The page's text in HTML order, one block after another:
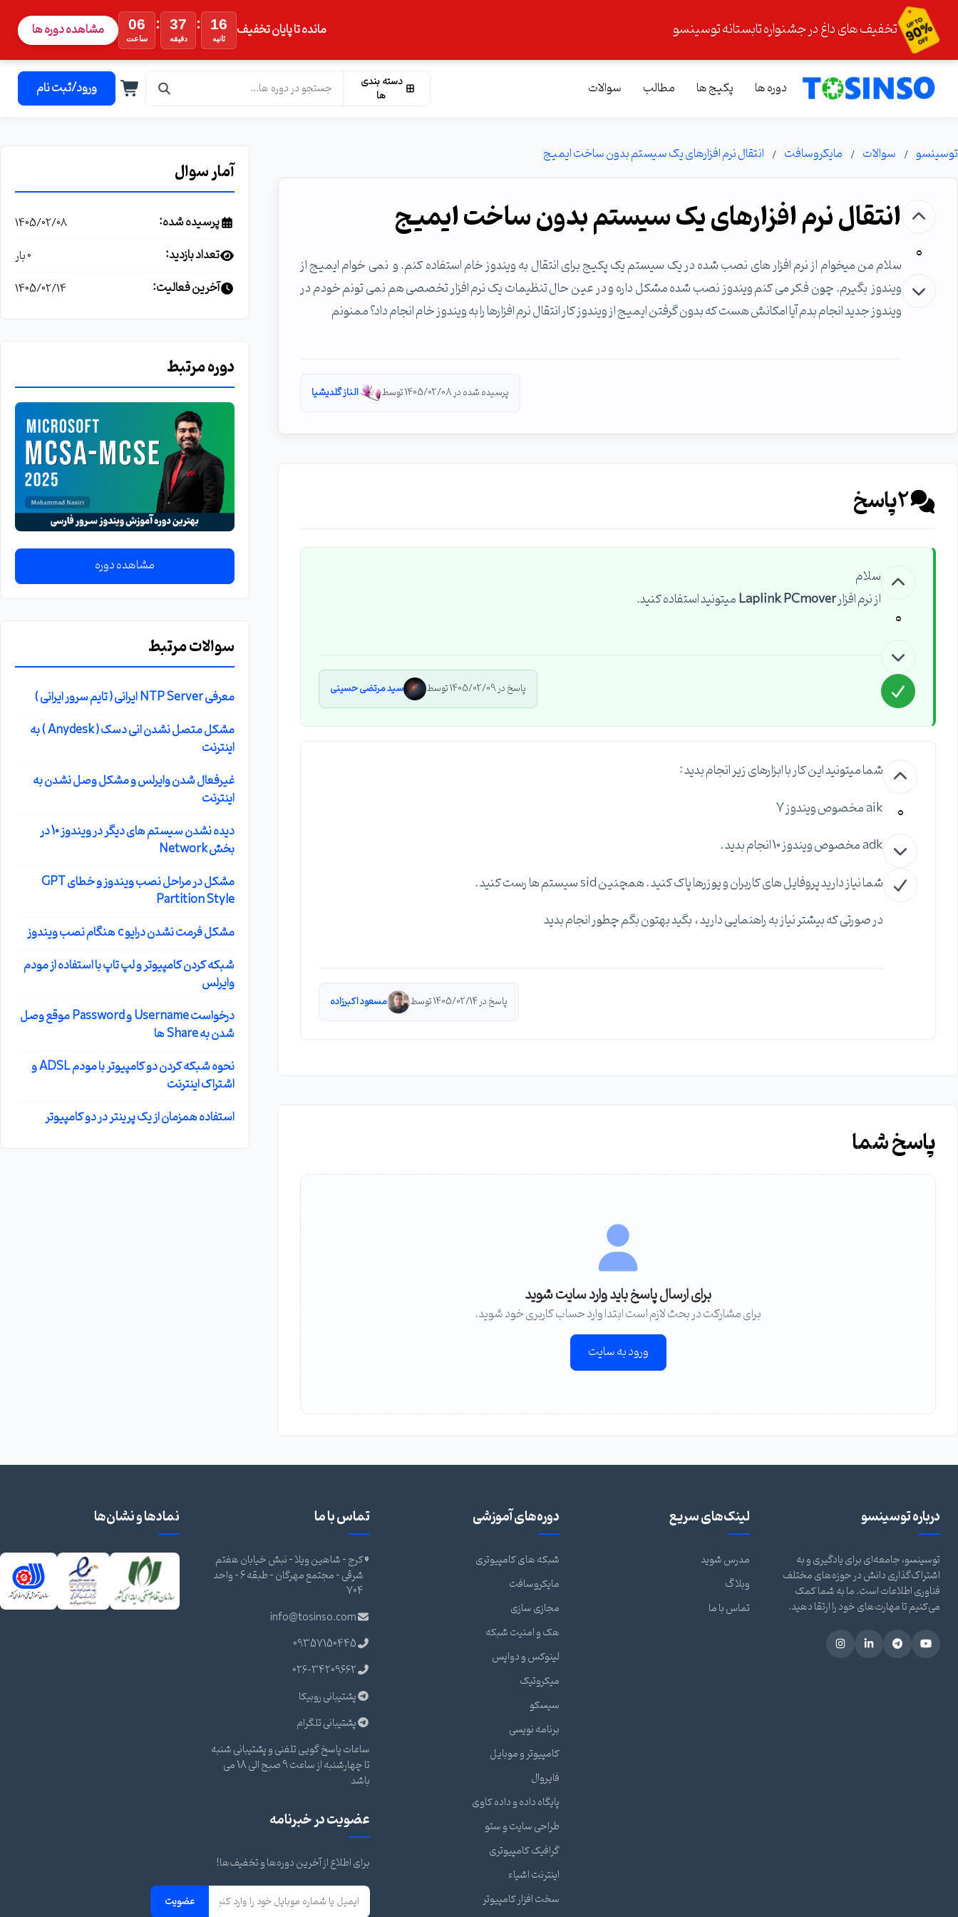
تخفیف های داغ در جشنواره تابستانه توسینسو مانده تا پایان تخفیف 06
ساعت
: 37
دقیقه
: 15
ثانیه مشاهده دوره ها
دوره ها پکیج ها مطالب سوالات
دسته بندی
ها
ورود/ثبت نام
توسینسو سوالات مایکروسافت انتقال نرم افزارهای یک سیستم بدون ساخت ایمیج
0
انتقال نرم افزارهای یک سیستم بدون ساخت ایمیج
سلام من میخوام از نرم افزار های نصب شده در یک سیستم یک پکیج برای انتقال به ویندوز خام استفاده کنم. و نمی خوام ایمیج از
ویندوز بگیرم. چون فکر می کنم ویندوز نصب شده مشکل داره و در عین حال تنظیمات یک نرم افزار تخصصی هم نمی تونم خودم در
ویندوز جدید انجام بدم آیا امکانش هست که بدون گرفتن ایمیج از ویندوز کار انتقال نرم افزارها را به ویندوز خام انجام داد؟ ممنونم
پرسیده شده در 1405/02/08 توسط الناز گلدیشیا
2پاسخ
0
سلام
از نرم افزارLaplink PCmover میتونید استفاده کنید.
پاسخ در 1405/02/09 توسط سید مرتضی حسینی
0
شما میتونید این کار با ابزارهای زیر انجام بدید :
aik مخصوص ویندوز 7
adk مخصوص ویندوز 10 انجام بدید .
شما نیاز دارید پروفایل های کاربران و یوزرها پاک کنید . همچنین sid سیستم ها رست کنید .
در صورتی که بیشتر نیاز به راهنمایی دارید ، بگید بهتون بگم چطور انجام بدید
پاسخ در 1405/02/14 توسط مسعود اکبرزاده
پاسخ شما
برای ارسال پاسخ باید وارد سایت شوید
برای مشارکت در بحث لازم است ابتدا وارد حساب کاربری خود شوید.
ورود به سایت
آمار سوال
پرسیده شده: 1405/02/08
تعداد بازدید: 0 بار
آخرین فعالیت: 1405/02/14
دوره مرتبط
مشاهده دوره
سوالات مرتبط
معرفی NTP Server ایرانی ( تایم سرور ایرانی )
مشکل متصل نشدن انی دسک ( Anydesk ) به
اینترنت
غیرفعال شدن وایرلس و مشکل وصل نشدن به
اینترنت
دیده نشدن سیستم های دیگر در ویندوز 10 در
بخش Network
مشکل در مراحل نصب ویندوز و خطای GPT
Partition Style
مشکل فرمت نشدن درایو c هنگام نصب ویندوز
شبکه کردن کامپیوتر و لپ تاپ با استفاده از مودم
وایرلس
درخواست Username و Password موقع وصل
شدن به Share ها
نحوه شبکه کردن دو کامپیوتر با مودم ADSL و
اشتراک اینترنت
استفاده همزمان از یک پرینتر در دو کامپیوتر
درباره توسینسو
توسینسو، جامعه‌ای برای یادگیری و به
اشتراک‌گذاری دانش در حوزه‌های مختلف
فناوری اطلاعات است. ما به شما کمک
می‌کنیم تا مهارت‌های خود را ارتقا دهید.
لینک‌های سریع
مدرس شوید
وبلاگ
تماس با ما
دوره‌های آموزشی
شبکه های کامپیوتری
مایکروسافت
مجازی سازی
هک و امنیت شبکه
لینوکس و دواپس
میکروتیک
سیسکو
برنامه نویسی
کامپیوتر و موبایل
فایروال
پایگاه داده و داده کاوی
طراحی سایت و سئو
گرافیک کامپیوتری
اینترنت اشیاء
سخت افزار کامپیوتر
تماس با ما
کرج - شاهین ویلا - نبش خیابان هفتم
شرقی - مجتمع مهرگان - طبقه 6 - واحد
704
info@tosinso.com
09357150445
026-34209662
پشتیبانی روبیکا
پشتیبانی تلگرام
ساعات پاسخ گویی تلفنی و پشتیبانی شنبه
تا چهارشنبه از ساعت 9 صبح الی 18 می
باشد
عضویت در خبرنامه
برای اطلاع از آخرین دوره‌ها و تخفیف‌ها!
عضویت
نمادها و نشان‌ها